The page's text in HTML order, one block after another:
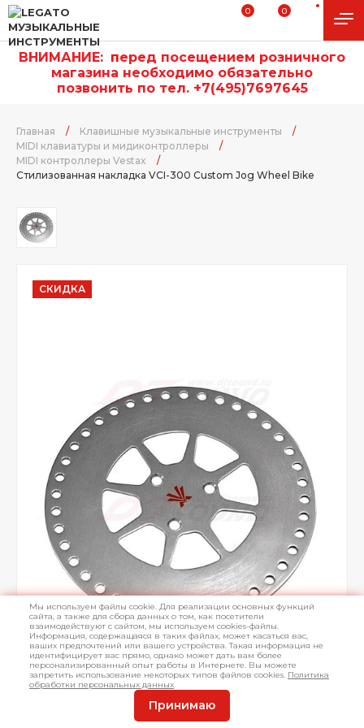
0 0
ВНИМАНИЕ: перед посещением розничного
магазина необходимо обязательно
позвонить по тел. +7(495)7697645
Главная / Клавишные музыкальные инструменты
/
MIDI клавиатуры и мидиконтроллеры
/
MIDI контроллеры Vestax
/
Стилизованная накладка VCI-300 Custom Jog Wheel Bike
СКИДКА
Мы используем файлы cookie. Для реализации основных функций
сайта, а также для сбора данных о том, как посетители
взаимодействуют с сайтом, мы используем cookies-файлы.
Информация, содержащаяся в таких файлах, может касаться вас,
ваших предпочтений или вашего устройства. Такая информация не
идентифицирует вас прямо, однако может дать вам более
персонализированный опыт работы в Интернете. Вы можете
запретить использование некоторых типов файлов cookies. Политика
обработки персональных данных
Принимаю